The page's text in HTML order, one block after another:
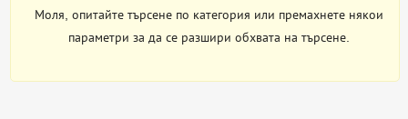
Моля, опитайте търсене по категория или премахнете някои
параметри за да се разшири обхвата на търсене.